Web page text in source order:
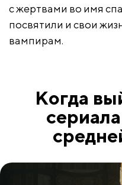
с жертвами во имя
посвятили и свои
вампирам.
Когда